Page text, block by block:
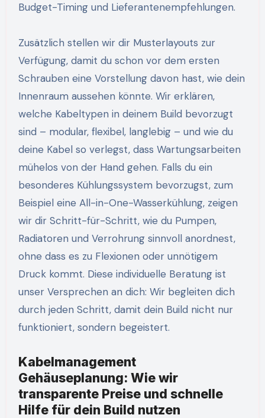
Budget-Timing und Lieferantenempfehlungen.
Zusätzlich stellen wir dir Musterlayouts zur
Verfügung, damit du schon vor dem ersten
Schrauben eine Vorstellung davon hast, wie dein
Innenraum aussehen könnte. Wir erklären,
welche Kabeltypen in deinem Build bevorzugt
sind – modular, flexibel, langlebig – und wie du
deine Kabel so verlegst, dass Wartungsarbeiten
mühelos von der Hand gehen. Falls du ein
besonderes Kühlungssystem bevorzugst, zum
Beispiel eine All-in-One-Wasserkühlung, zeigen
wir dir Schritt-für-Schritt, wie du Pumpen,
Radiatoren und Verrohrung sinnvoll anordnest,
ohne dass es zu Flexionen oder unnötigem
Druck kommt. Diese individuelle Beratung ist
unser Versprechen an dich: Wir begleiten dich
durch jeden Schritt, damit dein Build nicht nur
funktioniert, sondern begeistert.
Kabelmanagement
Gehäuseplanung: Wie wir
transparente Preise und schnelle
Hilfe für dein Build nutzen